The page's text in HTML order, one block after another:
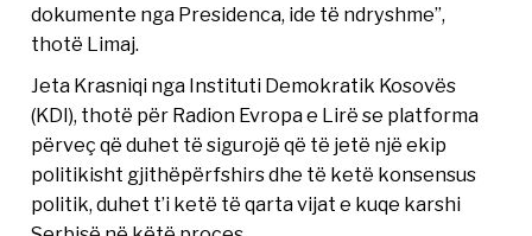
dokumente nga Presidenca, ide të ndryshme”,
thotë Limaj.
Jeta Krasniqi nga Instituti Demokratik Kosovës
(KDI), thotë për Radion Evropa e Lirë se platforma
përveç që duhet të sigurojë që të jetë një ekip
politikisht gjithëpërfshirs dhe të ketë konsensus
politik, duhet t’i ketë të qarta vijat e kuqe karshi